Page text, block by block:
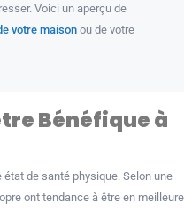
Voici un aperçu de
votre maison ou de votre
Bénéfique à
de santé physique. Selon une
ont tendance à être en meilleure